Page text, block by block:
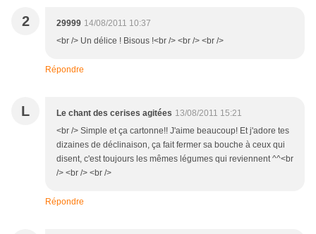
2 29999 14/08/2011 10:37
<br /> Un délice ! Bisous !<br /> <br /> <br />
Répondre
L Le chant des cerises agitées 13/08/2011 15:21
<br /> Simple et ça cartonne!! J'aime beaucoup! Et j'adore tes
dizaines de déclinaison, ça fait fermer sa bouche à ceux qui
disent, c'est toujours les mêmes légumes qui reviennent ^^<br
/> <br /> <br />
Répondre